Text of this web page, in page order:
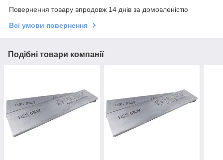
Повернення товару впродовж 14 днів за домовленістю
Всі умови повернення
Подібні товари компанії